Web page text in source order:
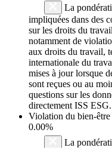
La
impliquées dans des
sur les droits du
notamment de
aux droits du travail,
internationale du
mises à jour lorsque
sont reçues ou au
questions sur les
directement ISS
Violation du bien-être
0.00%
La